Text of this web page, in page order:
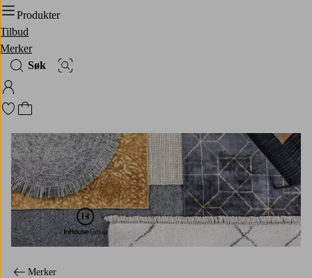
Produkter
Tilbud
Merker
Søk
Bildesøk
Logg på Homeroom
Gå til favorittmerkede produkter
Gå til handlekurven
Inhouse Group
Merker